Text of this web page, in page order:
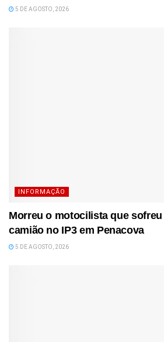
5 DE AGOSTO, 2026
INFORMAÇÃO
Morreu o motocilista que
camião no IP3 em Penacova
5 DE AGOSTO, 2026